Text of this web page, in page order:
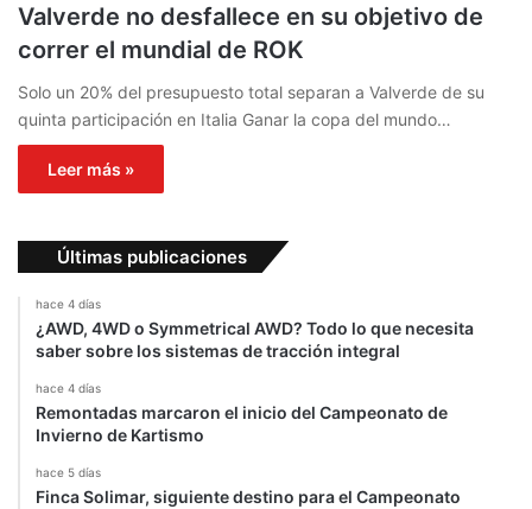
Valverde no desfallece en su objetivo de
correr el mundial de ROK
Solo un 20% del presupuesto total separan a Valverde de su
quinta participación en Italia Ganar la copa del mundo…
Leer más »
Últimas publicaciones
hace 4 días
¿AWD, 4WD o Symmetrical AWD? Todo lo que necesita
saber sobre los sistemas de tracción integral
hace 4 días
Remontadas marcaron el inicio del Campeonato de
Invierno de Kartismo
hace 5 días
Finca Solimar, siguiente destino para el Campeonato